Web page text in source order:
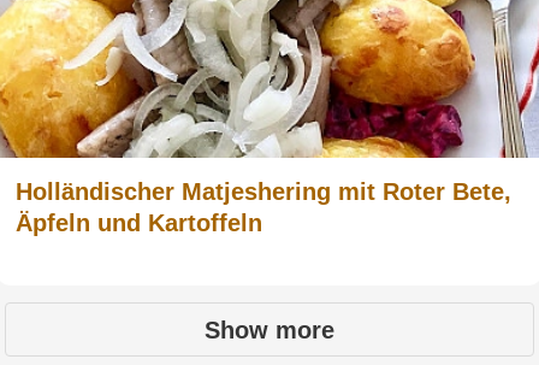
Holländischer Matjeshering mit Roter Bete,
Äpfeln und Kartoffeln
Show more